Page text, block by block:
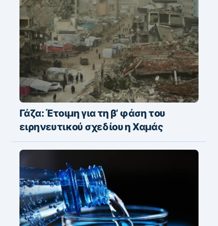
Γάζα: Έτοιμη για τη β’ φάση του
ειρηνευτικού σχεδίου η Χαμάς